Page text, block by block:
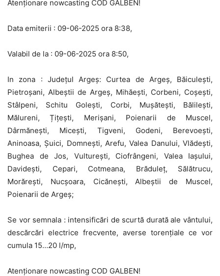
Atenționare nowcasting COD GALBEN!
Data emiterii : 09-06-2025 ora 8:38,
Valabil de la : 09-06-2025 ora 8:50,
In zona : Județul Argeş: Curtea de Argeș, Băiculești,
Pietroșani, Albeștii de Argeș, Mihăești, Corbeni, Coșești,
Stâlpeni, Schitu Golești, Corbi, Mușătești, Bălilești,
Mălureni, Țițești, Merișani, Poienarii de Muscel,
Dârmănești, Micești, Tigveni, Godeni, Berevoești,
Aninoasa, Șuici, Domnești, Arefu, Valea Danului, Vlădești,
Bughea de Jos, Vulturești, Ciofrângeni, Valea Iașului,
Davidești, Cepari, Cotmeana, Brăduleț, Sălătrucu,
Morărești, Nucșoara, Cicănești, Albeștii de Muscel,
Poienarii de Argeș;
Se vor semnala : intensificări de scurtă durată ale vântului,
descărcări electrice frecvente, averse torențiale ce vor
cumula 15…20 l/mp,
Atenționare nowcasting COD GALBEN!